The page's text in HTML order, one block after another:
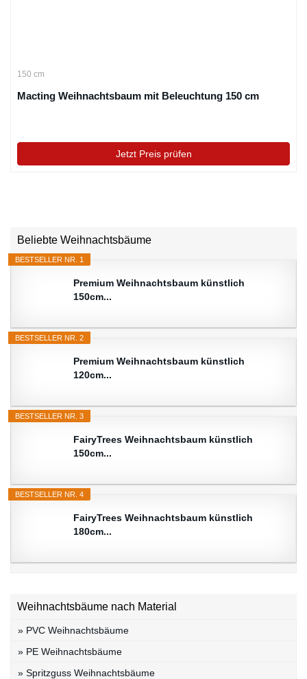
150 cm
Macting Weihnachtsbaum mit Beleuchtung 150 cm
Jetzt Preis prüfen
Beliebte Weihnachtsbäume
BESTSELLER NR. 1
Premium Weihnachtsbaum künstlich
150cm...
BESTSELLER NR. 2
Premium Weihnachtsbaum künstlich
120cm...
BESTSELLER NR. 3
FairyTrees Weihnachtsbaum künstlich
150cm...
BESTSELLER NR. 4
FairyTrees Weihnachtsbaum künstlich
180cm...
Weihnachtsbäume nach Material
» PVC Weihnachtsbäume
» PE Weihnachtsbäume
» Spritzguss Weihnachtsbäume